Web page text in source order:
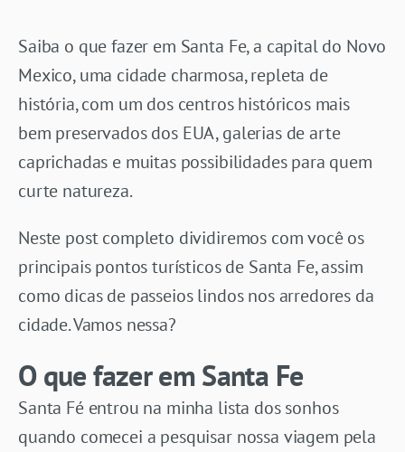
Saiba o que fazer em Santa Fe, a capital do Novo
Mexico, uma cidade charmosa, repleta de
história, com um dos centros históricos mais
bem preservados dos EUA, galerias de arte
caprichadas e muitas possibilidades para quem
curte natureza.
Neste post completo dividiremos com você os
principais pontos turísticos de Santa Fe, assim
como dicas de passeios lindos nos arredores da
cidade. Vamos nessa?
O que fazer em Santa Fe
Santa Fé entrou na minha lista dos sonhos
quando comecei a pesquisar nossa viagem pela